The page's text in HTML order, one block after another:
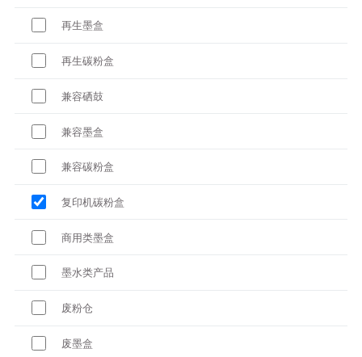
再生墨盒
再生碳粉盒
兼容硒鼓
兼容墨盒
兼容碳粉盒
复印机碳粉盒
商用类墨盒
墨水类产品
废粉仓
废墨盒